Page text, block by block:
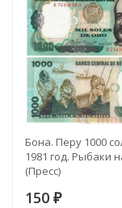
Бона. Перу 1000
1981 год. Рыбаки
(Пресс)
150 ₽